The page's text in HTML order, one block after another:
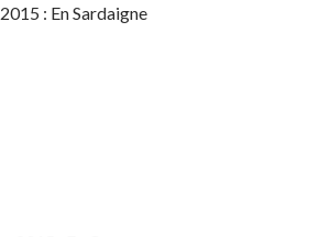
2015 : En Sardaigne